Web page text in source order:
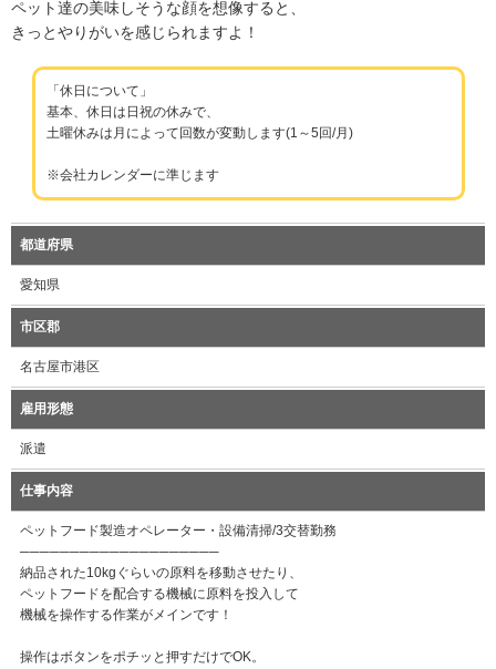
ペット達の美味しそうな顔を想像すると、
きっとやりがいを感じられますよ！
「休日について」
基本、休日は日祝の休みで、
土曜休みは月によって回数が変動します(1～5回/月)
※会社カレンダーに準じます
都道府県
愛知県
市区郡
名古屋市港区
雇用形態
派遣
仕事内容
ペットフード製造オペレーター・設備清掃/3交替勤務
────────────────────
納品された10kgぐらいの原料を移動させたり、
ペットフードを配合する機械に原料を投入して
機械を操作する作業がメインです！
操作はボタンをポチッと押すだけでOK。